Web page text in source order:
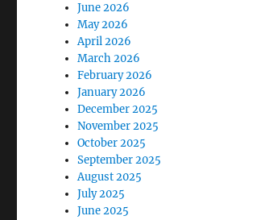
June 2026
May 2026
April 2026
March 2026
February 2026
January 2026
December 2025
November 2025
October 2025
September 2025
August 2025
July 2025
June 2025